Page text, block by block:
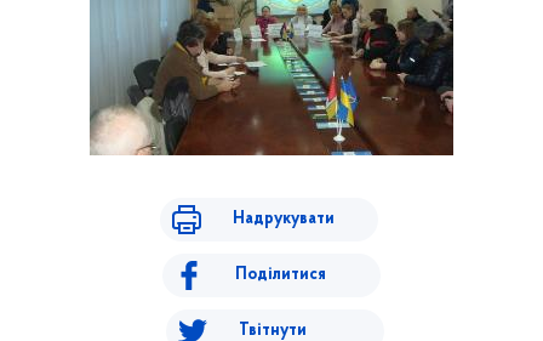
Надрукувати
Поділитися
Твітнути